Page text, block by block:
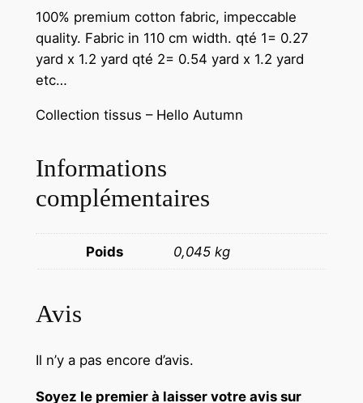
100% premium cotton fabric, impeccable
quality. Fabric in 110 cm width. qté 1= 0.27
yard x 1.2 yard qté 2= 0.54 yard x 1.2 yard
etc…
Collection tissus – Hello Autumn
Informations
complémentaires
Poids 0,045 kg
Avis
Il n’y a pas encore d’avis.
Soyez le premier à laisser votre avis sur